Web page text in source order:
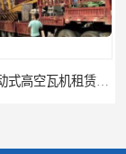
河南郑州生产加工彩钢围挡 郑州鑫纵 质量好 围挡加工